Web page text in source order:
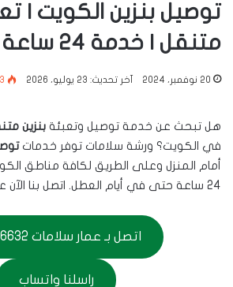
توصيل بنزين الكويت |
متنقل | خدمة 24 ساعة
20 نوفمبر، 2024 آخر تحديث: 23 يوليو، 2026
هل تبحث عن خدمة توصيل وتعبئة بنزين
في الكويت؟ ورشة سلامات توفر خدمات
أمام المنزل وعلى الطريق لكافة مناطق
24 ساعة حتى في أيام العطل. اتصل بنا الآن على
اتصل بـ عمار سلامات 56656632
راسلنا واتساب